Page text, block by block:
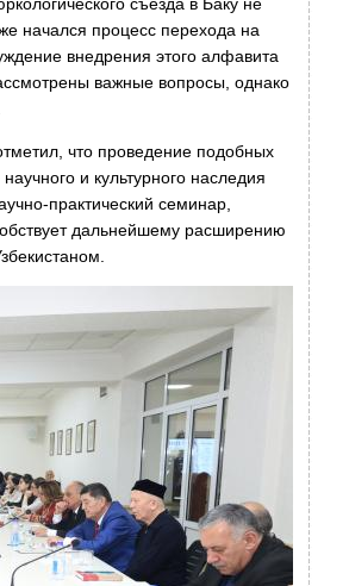
начался процесс перехода на
внедрения этого алфавита
важные вопросы, однако
что проведение подобных
и культурного наследия
практический семинар,
дальнейшему расширению